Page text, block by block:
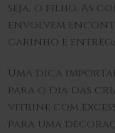
seja, o filho. As
envolvem
carinho e
Uma dica
para o dia das
vitrine com
para uma